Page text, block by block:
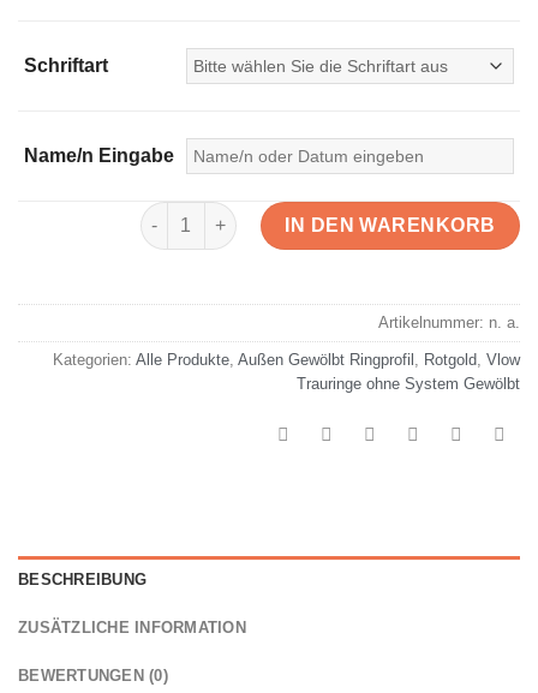
Schriftart
Name/n Eingabe
IN DEN WARENKORB
Artikelnummer: n. a.
Kategorien: Alle Produkte Außen Gewölbt Ringprofil Rotgold Vlow
Trauringe ohne System Gewölbt
BESCHREIBUNG
ZUSÄTZLICHE INFORMATION
BEWERTUNGEN (0)